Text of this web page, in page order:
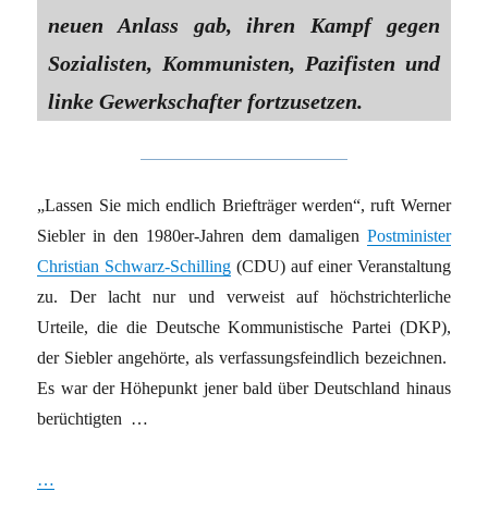
neuen Anlass gab, ihren Kampf gegen
Sozialisten, Kommunisten, Pazifisten und
linke Gewerkschafter fortzusetzen.
„Lassen Sie mich endlich Briefträger werden“, ruft Werner
Siebler in den 1980er-Jahren dem damaligen Postminister
Christian Schwarz-Schilling (CDU) auf einer Veranstaltung
zu. Der lacht nur und verweist auf höchstrichterliche
Urteile, die die Deutsche Kommunistische Partei (DKP),
der Siebler angehörte, als verfassungsfeindlich bezeichnen.
Es war der Höhepunkt jener bald über Deutschland hinaus
berüchtigten …
…